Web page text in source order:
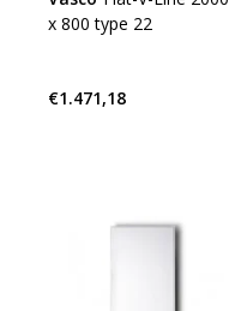
x 800 type 22
€1.471,18